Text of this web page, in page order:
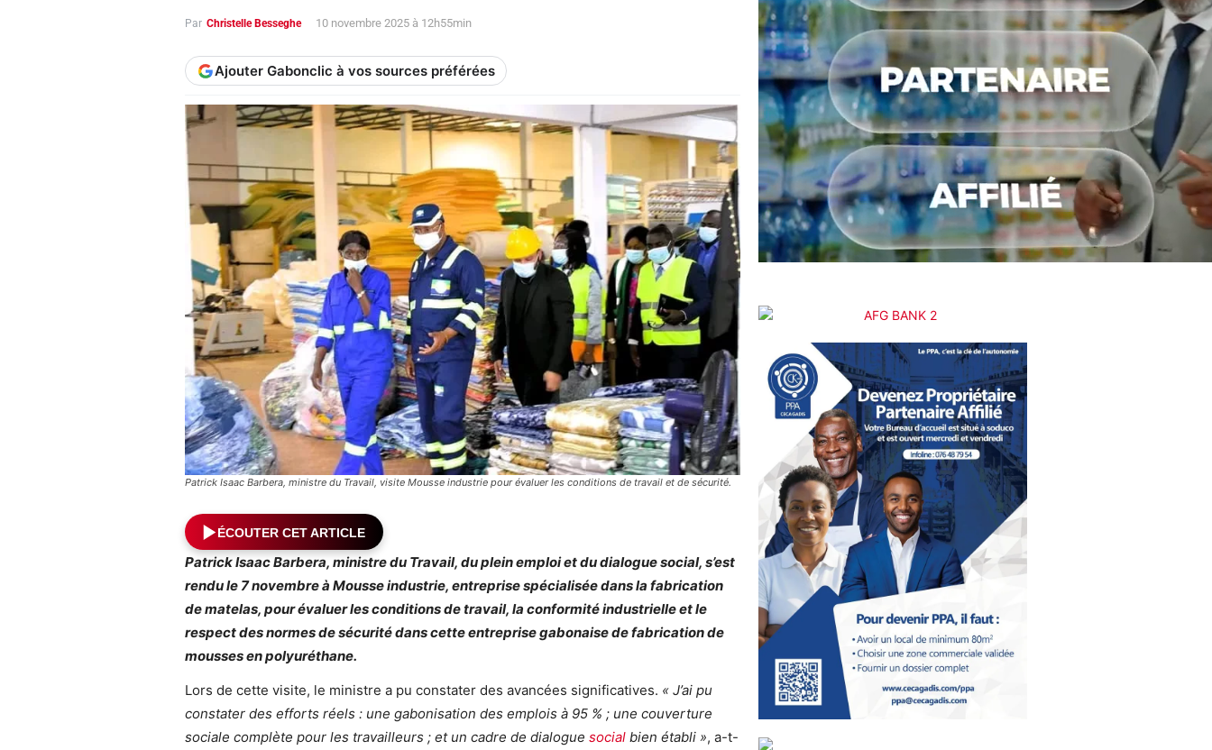
Par Christelle Besseghe 10 novembre 2025 à 12h55min
Ajouter Gabonclic à vos sources préférées
Patrick Isaac Barbera, ministre du Travail, visite Mousse industrie pour évaluer les conditions de travail et de sécurité.
ÉCOUTER CET ARTICLE
Patrick Isaac Barbera, ministre du Travail, du plein emploi et du dialogue social, s’est
rendu le 7 novembre à Mousse industrie, entreprise spécialisée dans la fabrication
de matelas, pour évaluer les conditions de travail, la conformité industrielle et le
respect des normes de sécurité dans cette entreprise gabonaise de fabrication de
mousses en polyuréthane.
Lors de cette visite, le ministre a pu constater des avancées significatives. « J’ai pu
constater des efforts réels : une gabonisation des emplois à 95 % ; une couverture
sociale complète pour les travailleurs ; et un cadre de dialogue socialbien établi », a-t-